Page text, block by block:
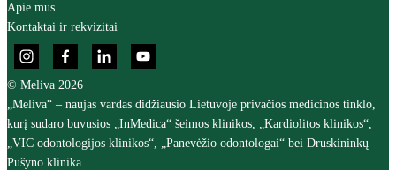
Apie mus
Kontaktai ir rekvizitai
© Meliva 2026
„Meliva“ – naujas vardas didžiausio Lietuvoje privačios medicinos tinklo,
kurį sudaro buvusios „InMedica“ šeimos klinikos, „Kardiolitos klinikos“,
„VIC odontologijos klinikos“, „Panevėžio odontologai“ bei Druskininkų
Pušyno klinika.